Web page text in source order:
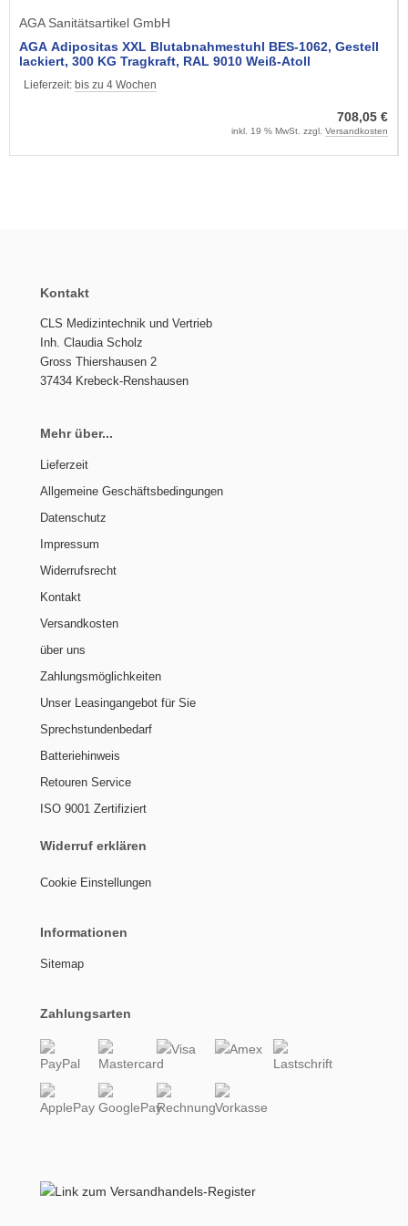
AGA Sanitätsartikel GmbH
AGA Adipositas XXL Blutabnahmestuhl BES-1062, Gestell
lackiert, 300 KG Tragkraft, RAL 9010 Weiß-Atoll
Lieferzeit: bis zu 4 Wochen
708,05 €
inkl. 19 % MwSt. zzgl. Versandkosten
Kontakt
CLS Medizintechnik und Vertrieb
Inh. Claudia Scholz
Gross Thiershausen 2
37434 Krebeck-Renshausen
Mehr über...
Lieferzeit
Allgemeine Geschäftsbedingungen
Datenschutz
Impressum
Widerrufsrecht
Kontakt
Versandkosten
über uns
Zahlungsmöglichkeiten
Unser Leasingangebot für Sie
Sprechstundenbedarf
Batteriehinweis
Retouren Service
ISO 9001 Zertifiziert
Widerruf erklären
Cookie Einstellungen
Informationen
Sitemap
Zahlungsarten